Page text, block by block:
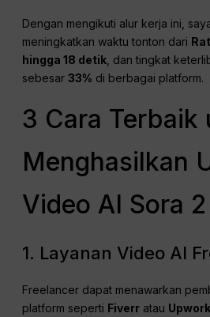
Dengan mengikuti alur kerja ini,
meningkatkan waktu tonton dari
hingga 18 detik , dan tingkat
sebesar33% di berbagai platform.
3 Cara Terbaik
Menghasilkan
Video AI Sora 2
1. Layanan Video AI
Freelancer dapat menawarkan
platform seperti Fiverr atau Upwork